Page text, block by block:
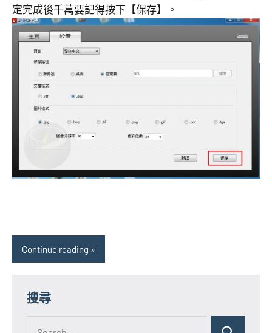
定完成後千萬要記得按下【保存】。
Continue reading
搜尋